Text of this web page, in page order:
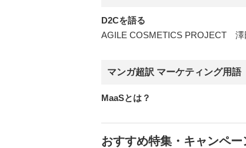
D2Cを語る
AGILE COSMETICS PROJECT
マンガ超訳 マーケティング用語
MaaSとは？
おすすめ特集・キャンペー